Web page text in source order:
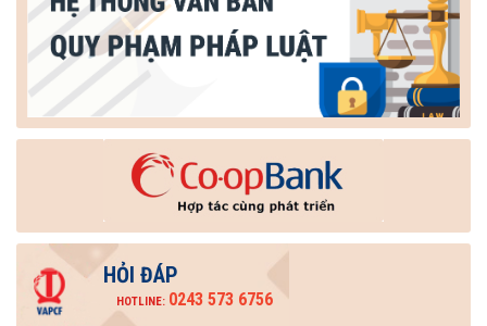
HỎI ĐÁP
HOTLINE: 0243 573 6756